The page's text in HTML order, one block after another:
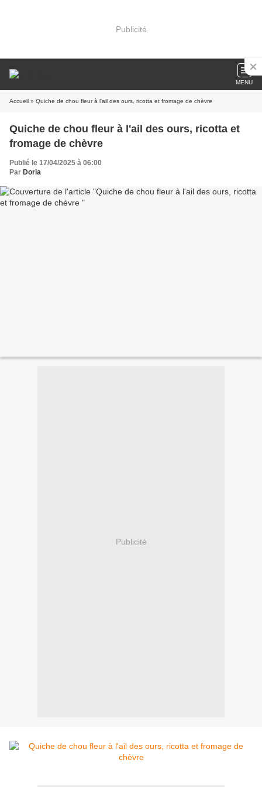
Publicité
MENU
Accueil » Quiche de chou fleur à l'ail des ours, ricotta et fromage de chèvre
Quiche de chou fleur à l'ail des ours, ricotta et
fromage de chèvre
Publié le 17/04/2025 à 06:00
Par Doria
Publicité